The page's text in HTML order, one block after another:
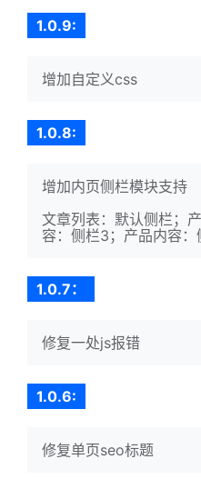
1.0.9:
增加自定义css
1.0.8:
增加内页侧栏模块支持
文章列表：默认侧栏；
容：侧栏3；产品内容
1.0.7：
修复一处js报错
1.0.6:
修复单页seo标题